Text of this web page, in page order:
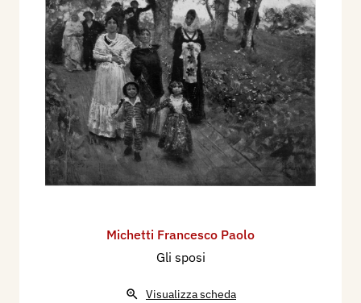
Michetti Francesco Paolo
Gli sposi
Visualizza scheda